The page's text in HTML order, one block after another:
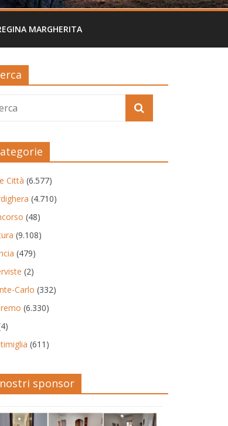
MARGHERITA
Città (6.577)
(4.710)
(48)
(9.108)
(479)
(2)
Carlo (332)
(6.330)
(611)
sponsor